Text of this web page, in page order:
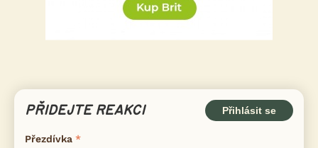
PŘIDEJTE REAKCI Přihlásit se
Přezdívka